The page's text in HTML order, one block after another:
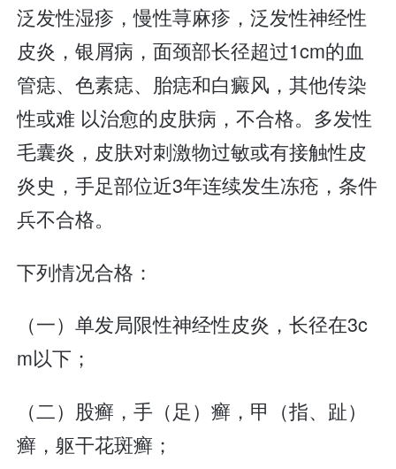
泛发性湿疹，慢性荨麻疹，泛发性神经性
皮炎，银屑病，面颈部长径超过1cm的血
管痣、色素痣、胎痣和白癜风，其他传染
性或难 以治愈的皮肤病，不合格。多发性
毛囊炎，皮肤对刺激物过敏或有接触性皮
炎史，手足部位近3年连续发生冻疮，条件
兵不合格。
下列情况合格：
（一）单发局限性神经性皮炎，长径在3c
m以下；
（二）股癣，手（足）癣，甲（指、趾）
癣，躯干花斑癣；